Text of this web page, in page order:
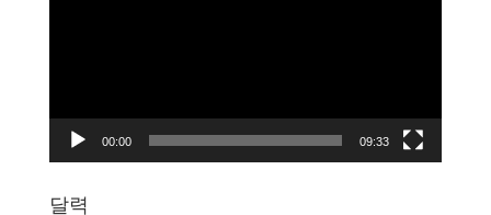
00:00 09:33
달력